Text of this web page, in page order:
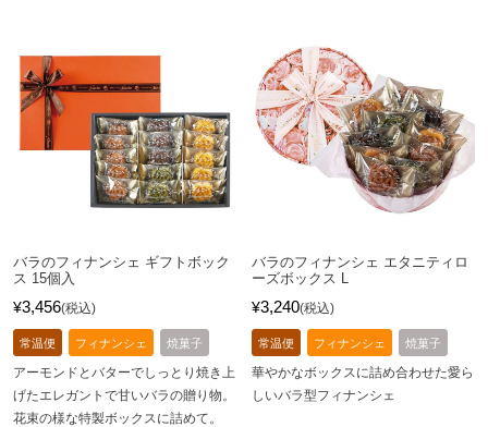
バラのフィナンシェ ギフトボック
ス 15個入
¥3,456 税込
常温便 フィナンシェ 焼菓子
アーモンドとバターでしっとり焼き上
げたエレガントで甘いバラの贈り物。
花束の様な特製ボックスに詰めて。
バラのフィナンシェ エタニティロ
ーズボックス L
¥3,240 税込
常温便 フィナンシェ 焼菓子
華やかなボックスに詰め合わせた愛ら
しいバラ型フィナンシェ